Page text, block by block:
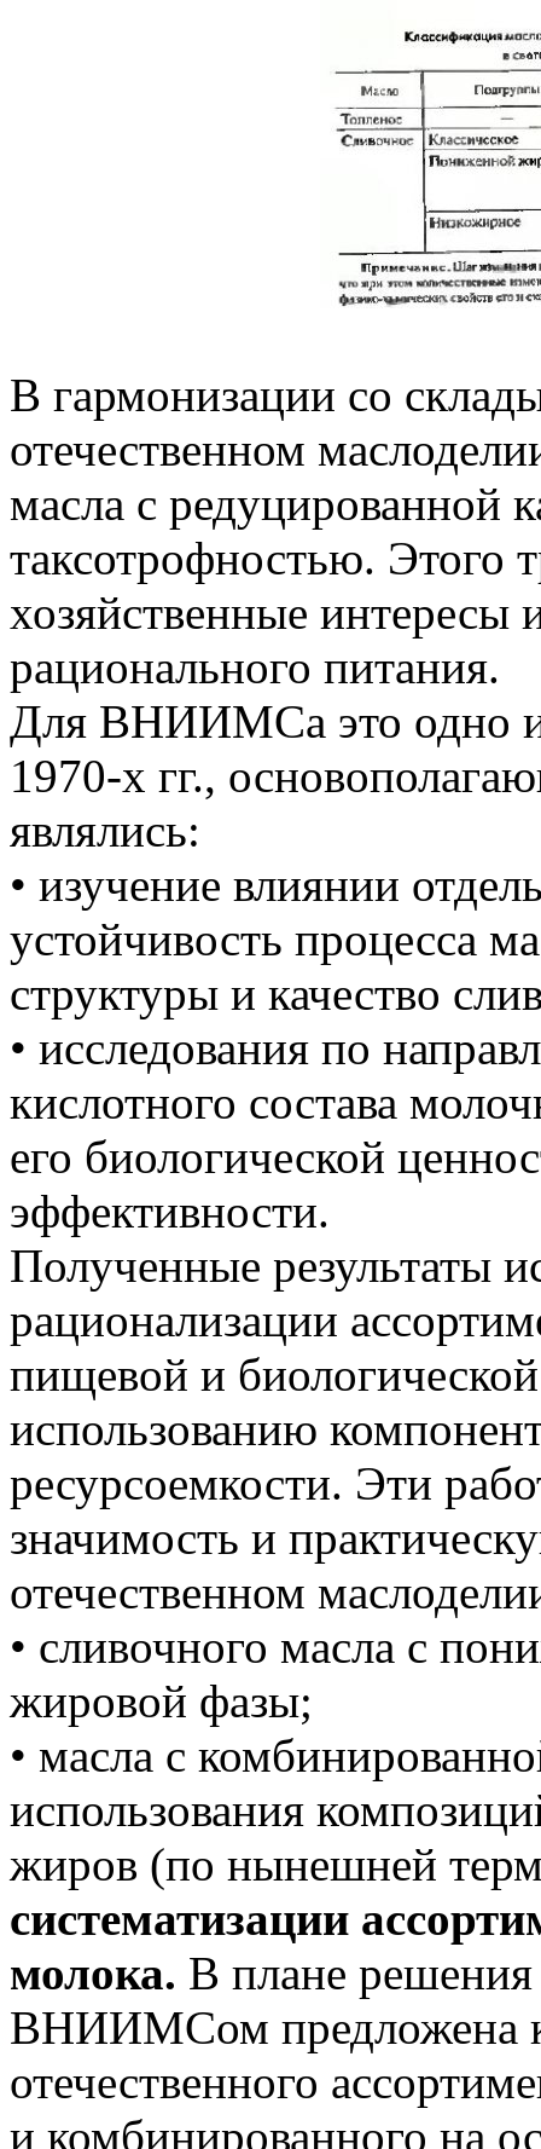
В гармонизации со
отечественном
масла с редуцированной
таксотрофностью. Этого
хозяйственные интересы
рационального питания.
Для ВНИИМСа это одно
1970-х гг.,
являлись:
• изучение влиянии
устойчивость процесса
структуры и качество
• исследования по
кислотного состава
его биологической
эффективности.
Полученные результаты
рационализации
пищевой и
использованию
ресурсоемкости. Эти
значимость и
отечественном
• сливочного масла с
жировой фазы;
• масла с
использования
жиров (по нынешней
систематизации
молока. В плане
ВНИИМСом предложена
отечественного
и комбинированного на